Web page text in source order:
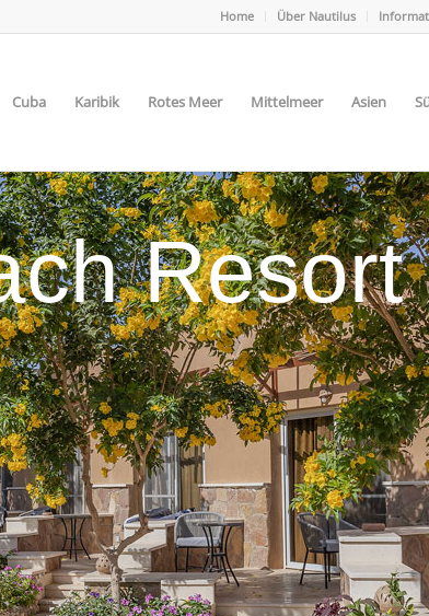
Home Über Nautilus
Cuba Karibik Rotes Meer Mittelmeer Asien
Resort